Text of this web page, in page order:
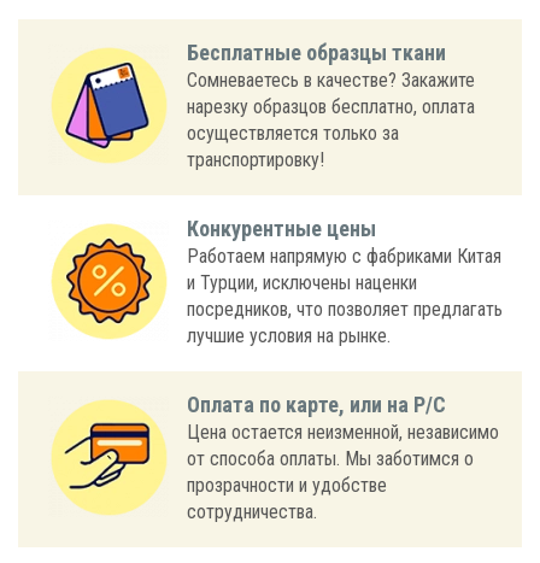
Бесплатные образцы ткани
Сомневаетесь в качестве? Закажите
нарезку образцов бесплатно, оплата
осуществляется только за
транспортировку!
Конкурентные цены
Работаем напрямую с фабриками Китая
и Турции, исключены наценки
посредников, что позволяет предлагать
лучшие условия на рынке.
Оплата по карте, или на Р/С
Цена остается неизменной, независимо
от способа оплаты. Мы заботимся о
прозрачности и удобстве
сотрудничества.